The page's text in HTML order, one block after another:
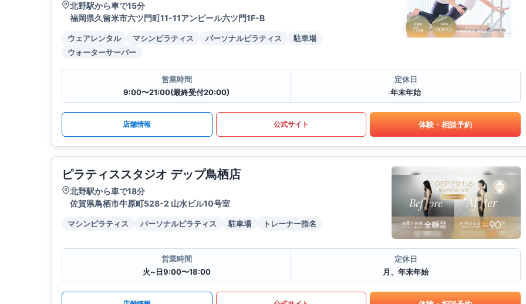
北野駅から車で15分
福岡県久留米市六ツ門町11-11アンピール六ツ門1F-B
ウェアレンタル マシンピラティス パーソナルピラティス
駐車場
ウォーターサーバー
営業時間
9:00〜21:00(最終受付20:00)
定休日
年末年始
店舗情報 公式サイト 体験・相談予約
ピラティススタジオ デップ鳥栖店
北野駅から車で18分
佐賀県鳥栖市牛原町528-2 山水ビル10号室
マシンピラティス パーソナルピラティス 駐車場 トレーナー指名
営業時間
火~日9:00〜18:00
定休日
月、年末年始